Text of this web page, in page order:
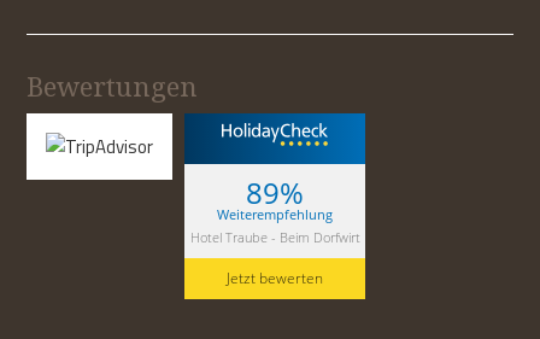
Bewertungen
89%
Weiterempfehlung
Hotel Traube - Beim Dorfwirt
Jetzt bewerten